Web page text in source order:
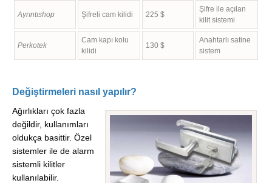
Ayrıntıshop Şifreli cam kilidi 225 $
Şifre ile açılan
kilit sistemi
Perkotek
Cam kapı kolu
kilidi
130 $
Anahtarlı satine
sistem
Değiştirmeleri nasıl yapılır?
Ağırlıkları çok fazla
değildir, kullanımları
oldukça basittir. Özel
sistemler ile de alarm
sistemli kilitler
kullanılabilir.